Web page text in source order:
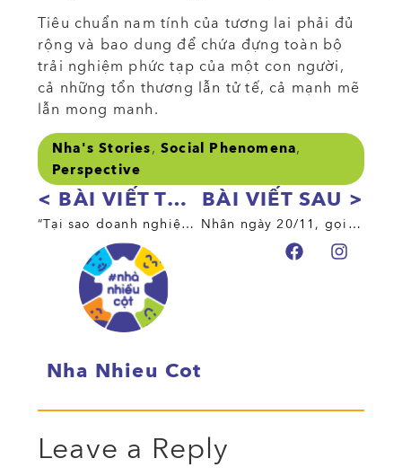
Tiêu chuẩn nam tính của tương lai phải đủ
rộng và bao dung để chứa đựng toàn bộ
trải nghiệm phức tạp của một con người,
cả những tổn thương lẫn tử tế, cả mạnh mẽ
lẫn mong manh.
Nha's Stories, Social Phenomena,
Perspective
< BÀI VIẾT TRƯỚC
“Tại sao doanh nghiệp phải gánh chi phí cho chuyện sinh con của người lao động? Họ làm kinh doanh thì tối ưu chi phí là đúng rồi?”
BÀI VIẾT SAU >
Nhân ngày 20/11, gọi tên những công việc chăm sóc vô hình của nghề giáo
Nha Nhieu Cot
Leave a Reply